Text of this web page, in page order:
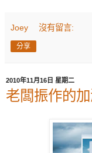
Joey 沒有留言:
分享
2010年11月16日 星期二
老闆振作的